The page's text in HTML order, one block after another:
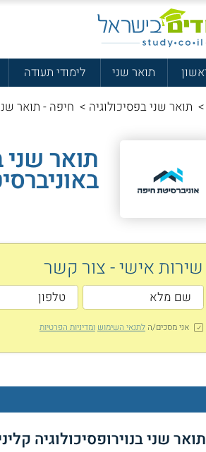
תואר שני לימודי תעודה
> תואר שני בפסיכולוגיה > חיפה - תואר שני
תואר שני
שירות אישי - צור קשר
אני מסכים/הלתנאי השימוש ומדיניות הפרטיות
תואר שני בנוירופסיכולוגיה